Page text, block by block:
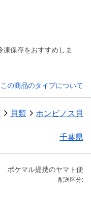
保存をおすすめしま
この商品のタイプについて
貝類 ホンビノス貝
千葉県
ポケマル提携のヤマト便
配送区分: